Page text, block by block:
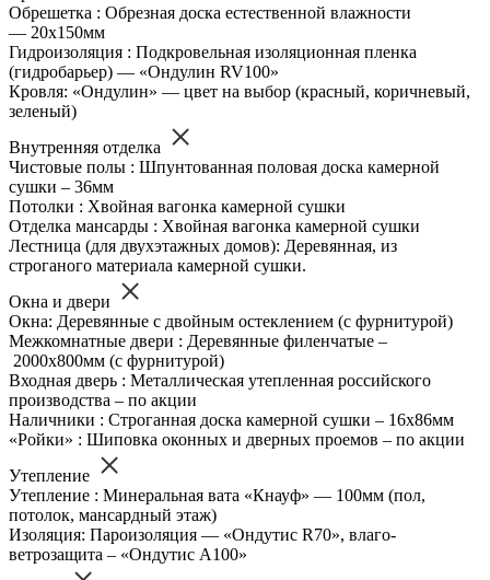
Обрешетка : Обрезная доска естественной влажности
— 20х150мм
Гидроизоляция : Подкровельная изоляционная пленка
(гидробарьер) — «Ондулин RV100»
Кровля: «Ондулин» — цвет на выбор (красный, коричневый,
зеленый)
Внутренняя отделка
Чистовые полы : Шпунтованная половая доска камерной
сушки – 36мм
Потолки : Хвойная вагонка камерной сушки
Отделка мансарды : Хвойная вагонка камерной сушки
Лестница (для двухэтажных домов): Деревянная, из
строганого материала камерной сушки.
Окна и двери
Окна: Деревянные с двойным остеклением (с фурнитурой)
Межкомнатные двери : Деревянные филенчатые –
2000х800мм (с фурнитурой)
Входная дверь : Металлическая утепленная российского
производства – по акции
Наличники : Строганная доска камерной сушки – 16х86мм
«Ройки» : Шиповка оконных и дверных проемов – по акции
Утепление
Утепление : Минеральная вата «Кнауф» — 100мм (пол,
потолок, мансардный этаж)
Изоляция: Пароизоляция — «Ондутис R70», влаго-
ветрозащита – «Ондутис А100»